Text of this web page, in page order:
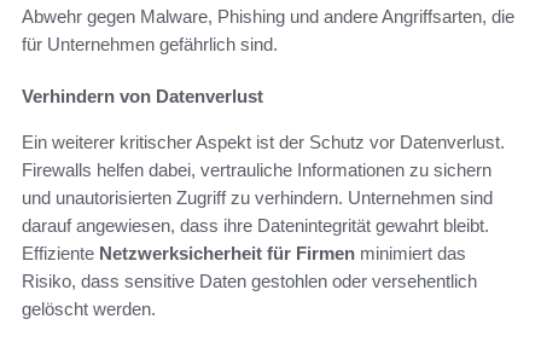
Abwehr gegen Malware, Phishing und andere Angriffsarten, die
für Unternehmen gefährlich sind.
Verhindern von Datenverlust
Ein weiterer kritischer Aspekt ist der Schutz vor Datenverlust.
Firewalls helfen dabei, vertrauliche Informationen zu sichern
und unautorisierten Zugriff zu verhindern. Unternehmen sind
darauf angewiesen, dass ihre Datenintegrität gewahrt bleibt.
Effiziente Netzwerksicherheit für Firmen minimiert das
Risiko, dass sensitive Daten gestohlen oder versehentlich
gelöscht werden.